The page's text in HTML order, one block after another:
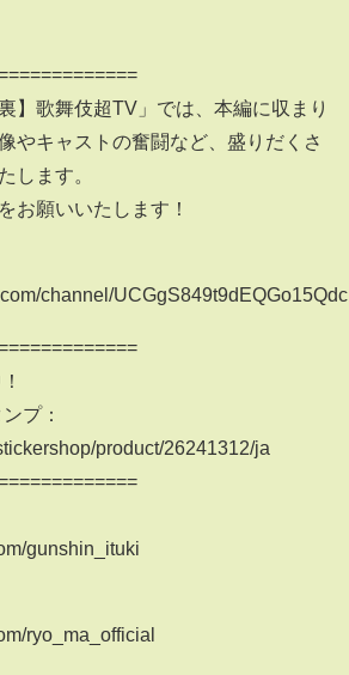
】歌舞伎超TV」では、本編に収まり
やキャストの奮闘など、盛りだくさ
します。
お願いいたします！
channel/
プ：
product/26241312/ja
gunshin_ituki
ryo_ma_official